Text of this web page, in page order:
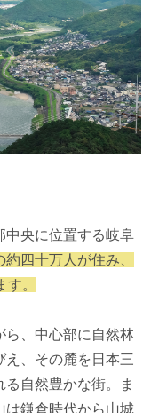
中央に位置する岐阜
四十万人が住み、
。
ら、中心部に自然林
え、その麓を日本三
自然豊かな街。ま
は鎌倉時代から山城